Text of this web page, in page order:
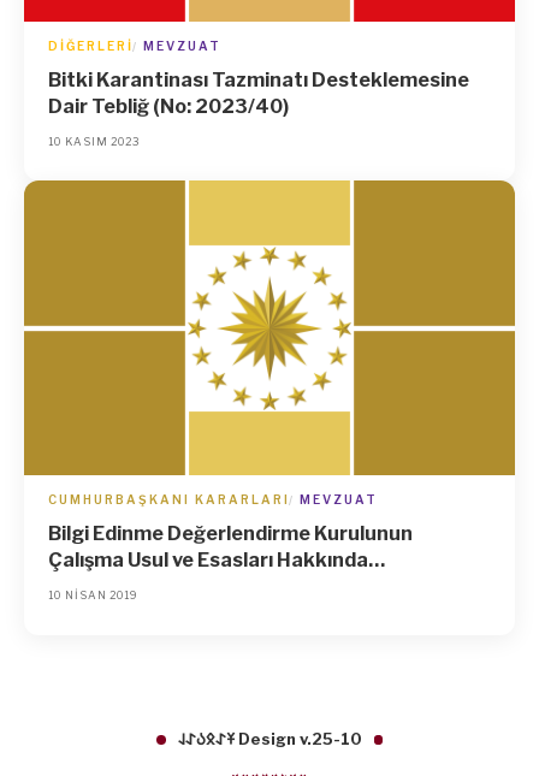
DIĞERLERI MEVZUAT
Bitki Karantinası Tazminatı Desteklemesine
Dair Tebliğ (No: 2023/40)
10 KASIM 2023
CUMHURBAŞKANI KARARLARI MEVZUAT
Bilgi Edinme Değerlendirme Kurulunun
Çalışma Usul ve Esasları Hakkında
Yönetmelikte Değişiklik Yapılmasına Dair
10 NISAN 2019
𐱁𐰀𐰋𐰉𐰀𐰞 Design v.25-10